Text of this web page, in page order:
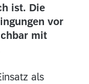
ist. Die
vor
mit
als